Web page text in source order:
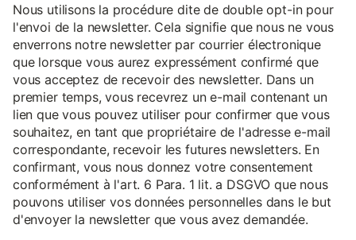
Nous utilisons la procédure dite de double opt-in pour
l'envoi de la newsletter. Cela signifie que nous ne vous
enverrons notre newsletter par courrier électronique
que lorsque vous aurez expressément confirmé que
vous acceptez de recevoir des newsletter. Dans un
premier temps, vous recevrez un e-mail contenant un
lien que vous pouvez utiliser pour confirmer que vous
souhaitez, en tant que propriétaire de l'adresse e-mail
correspondante, recevoir les futures newsletters. En
confirmant, vous nous donnez votre consentement
conformément à l'art. 6 Para. 1 lit. a DSGVO que nous
pouvons utiliser vos données personnelles dans le but
d'envoyer la newsletter que vous avez demandée.